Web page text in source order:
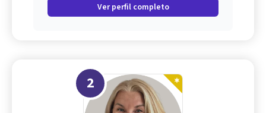
Ver perfil completo
2